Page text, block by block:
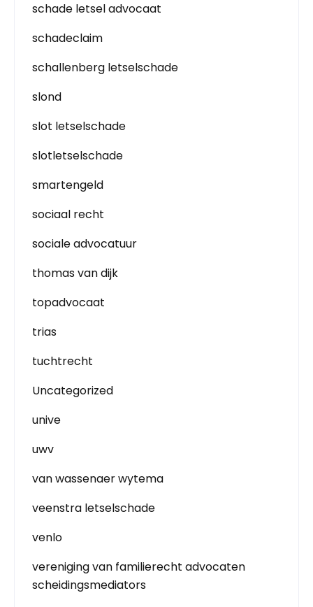
schade letsel advocaat
schadeclaim
schallenberg letselschade
slond
slot letselschade
slotletselschade
smartengeld
sociaal recht
sociale advocatuur
thomas van dijk
topadvocaat
trias
tuchtrecht
Uncategorized
unive
uwv
van wassenaer wytema
veenstra letselschade
venlo
vereniging van familierecht advocaten
scheidingsmediators